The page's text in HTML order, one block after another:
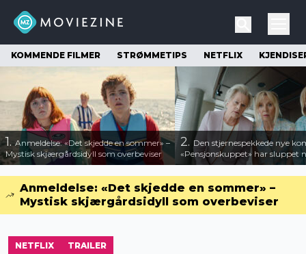
KOMMENDE FILMER STRØMMETIPS NETFLIX
1.Anmeldelse: «Det skjedde en sommer» –
Mystisk skjærgårdsidyll som overbeviser
2. Den stjernespekkede nye
«Pensjonskuppet» har sluppet
Anmeldelse: «Det skjedde en sommer» –
Mystisk skjærgårdsidyll som overbeviser
NETFLIX TRAILER